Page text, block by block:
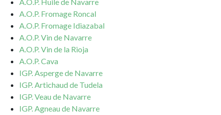
A.O.P. Huile de Navarre
A.O.P. Fromage Roncal
A.O.P. Fromage Idiazabal
A.O.P. Vin de Navarre
A.O.P. Vin de la Rioja
A.O.P. Cava
IGP. Asperge de Navarre
IGP. Artichaud de Tudela
IGP. Veau de Navarre
IGP. Agneau de Navarre